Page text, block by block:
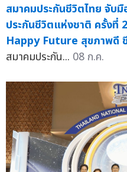
สมาคมประกันชีวิตไทย จับ
ประกันชีวิตแห่งชาติ ครั้ง
Happy Future สุขภาพดี
สมาคมประกัน... 08 ก.ค.